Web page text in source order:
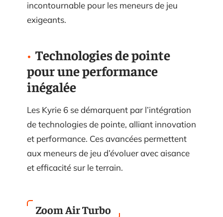
incontournable pour les meneurs de jeu
exigeants.
Technologies de pointe
pour une performance
inégalée
Les Kyrie 6 se démarquent par l’intégration
de technologies de pointe, alliant innovation
et performance. Ces avancées permettent
aux meneurs de jeu d’évoluer avec aisance
et efficacité sur le terrain.
Zoom Air Turbo